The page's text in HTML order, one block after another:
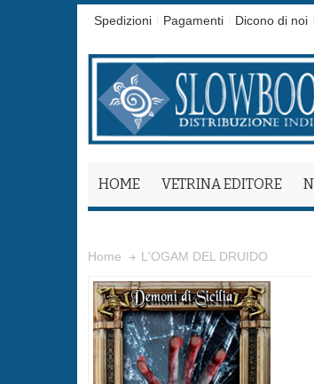
Spedizioni Pagamenti Dicono di noi
HOME VETRINA EDITORE
Home L'OGAM DEL DRUIDO